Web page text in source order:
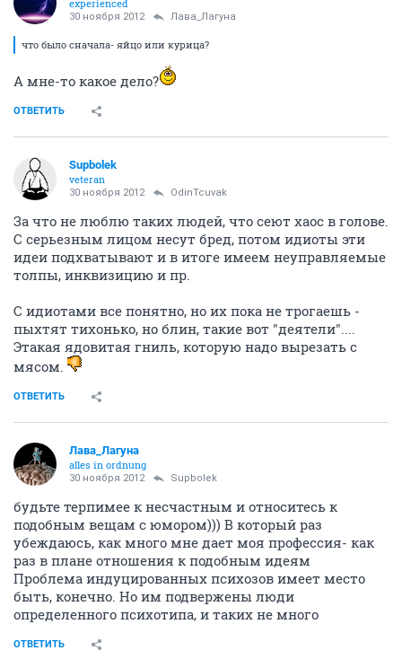
experienced
30 ноября 2012 Лава_Лагуна
что было сначала- яйцо или курица?
А мне-то какое дело?
ОТВЕТИТЬ
Supbolek
veteran
30 ноября 2012 OdinTcuvak
За что не люблю таких людей, что сеют хаос в голове.
С серьезным лицом несут бред, потом идиоты эти
идеи подхватывают и в итоге имеем неуправляемые
толпы, инквизицию и пр.
С идиотами все понятно, но их пока не трогаешь -
пыхтят тихонько, но блин, такие вот "деятели"....
Этакая ядовитая гниль, которую надо вырезать с
мясом.
ОТВЕТИТЬ
Лава_Лагуна
alles in ordnung
30 ноября 2012 Supbolek
будьте терпимее к несчастным и относитесь к
подобным вещам с юмором))) В который раз
убеждаюсь, как много мне дает моя профессия- как
раз в плане отношения к подобным идеям
Проблема индуцированных психозов имеет место
быть, конечно. Но им подвержены люди
определенного психотипа, и таких не много
ОТВЕТИТЬ